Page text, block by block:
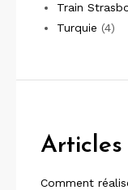
Train
Turquie (4)
Articles
Comment